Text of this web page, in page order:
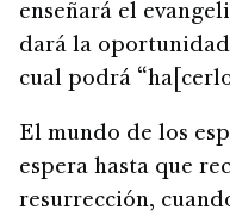
enseñará el
dará la
cual podrá
El mundo de los
espera hasta que
resurrección,